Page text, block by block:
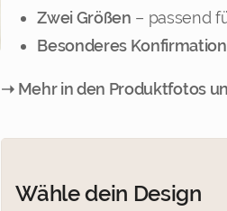
Zwei Größen – passend
Besonderes
➝ Mehr in den Produktfotos
Wähle dein Design